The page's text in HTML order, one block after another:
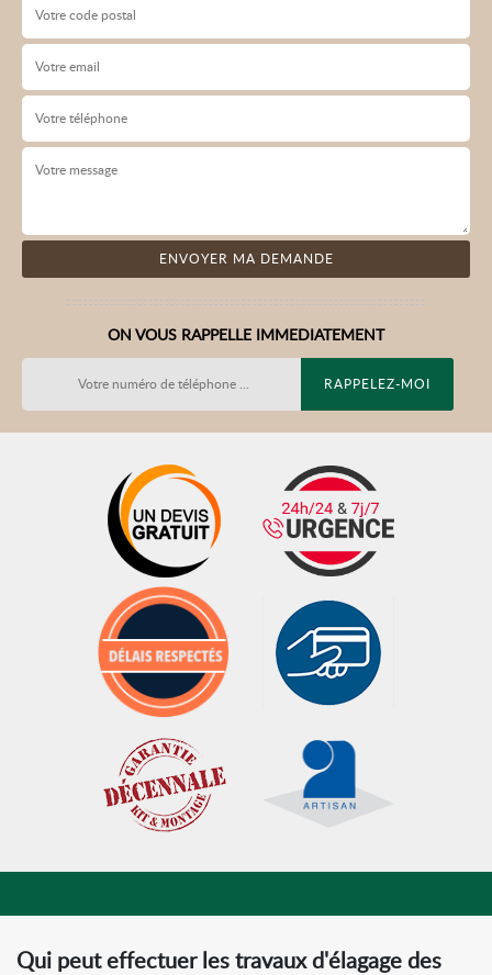
ON VOUS RAPPELLE IMMEDIATEMENT
Qui peut effectuer les travaux d'élagage des